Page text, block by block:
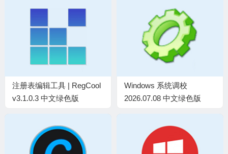
注册表编辑工具 | RegCool
v3.1.0.3 中文绿色版
Windows 系统调校
2026.07.08 中文绿色版